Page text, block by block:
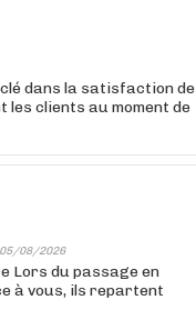
dans la satisfaction de
les clients au moment de
05/08/2026
Lors du passage en
à vous, ils repartent